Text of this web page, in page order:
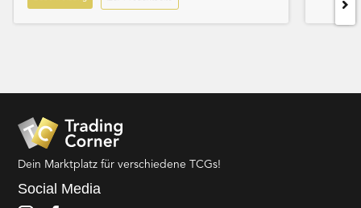
Dein Marktplatz für verschiedene TCGs!
Social Media